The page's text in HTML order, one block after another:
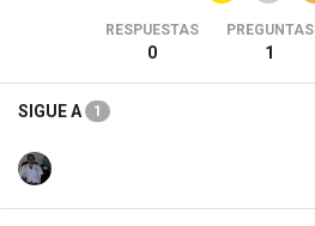
RESPUESTAS
0
PREGUNTAS
1
SIGUE A 1